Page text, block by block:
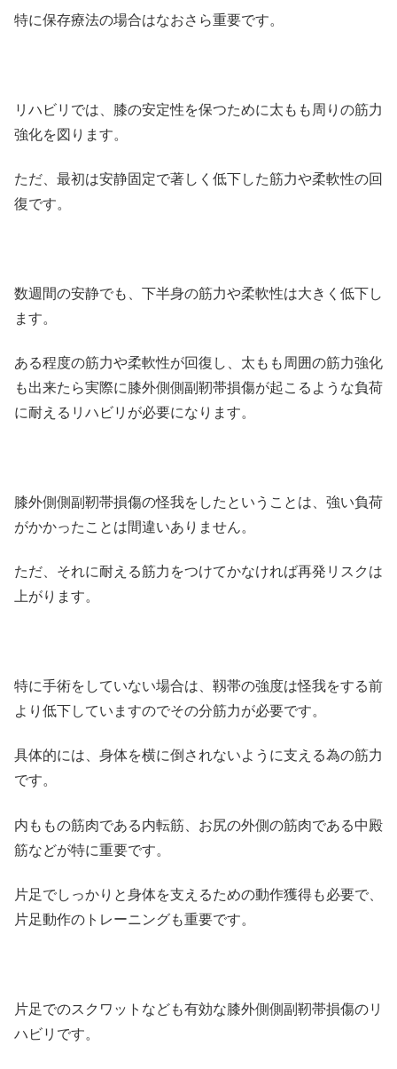
特に保存療法の場合はなおさら重要です。
リハビリでは、膝の安定性を保つために太もも周りの筋力
強化を図ります。
ただ、最初は安静固定で著しく低下した筋力や柔軟性の回
復です。
数週間の安静でも、下半身の筋力や柔軟性は大きく低下し
ます。
ある程度の筋力や柔軟性が回復し、太もも周囲の筋力強化
も出来たら実際に膝外側側副靭帯損傷が起こるような負荷
に耐えるリハビリが必要になります。
膝外側側副靭帯損傷の怪我をしたということは、強い負荷
がかかったことは間違いありません。
ただ、それに耐える筋力をつけてかなければ再発リスクは
上がります。
特に手術をしていない場合は、靱帯の強度は怪我をする前
より低下していますのでその分筋力が必要です。
具体的には、身体を横に倒されないように支える為の筋力
です。
内ももの筋肉である内転筋、お尻の外側の筋肉である中殿
筋などが特に重要です。
片足でしっかりと身体を支えるための動作獲得も必要で、
片足動作のトレーニングも重要です。
片足でのスクワットなども有効な膝外側側副靭帯損傷のリ
ハビリです。